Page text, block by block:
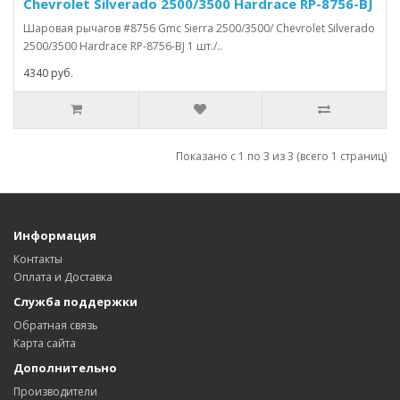
Chevrolet Silverado 2500/3500 Hardrace RP-8756-BJ
Шаровая рычагов #8756 Gmc Sierra 2500/3500/ Chevrolet Silverado
2500/3500 Hardrace RP-8756-BJ 1 шт./..
4340 руб.
Показано с 1 по 3 из 3 (всего 1 страниц)
Информация
Контакты
Оплата и Доставка
Служба поддержки
Обратная связь
Карта сайта
Дополнительно
Производители